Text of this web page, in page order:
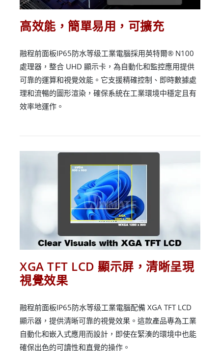
高效能，簡單易用，可擴充
融程前面板IP65防水等级工業電腦採用英特爾® N100
處理器，整合 UHD 顯示卡，為自動化和監控應用提供
可靠的運算和視覺效能。它支援精確控制、即時數據處
理和流暢的圖形渲染，確保系統在工業環境中穩定且有
效率地運作。
XGA TFT LCD 顯示屏，清晰呈現
視覺效果
融程前面板IP65防水等级工業電腦配備 XGA TFT LCD
顯示器，提供清晰可靠的視覺效果。這款產品專為工業
自動化和嵌入式應用而設計，即使在緊湊的環境中也能
確保出色的可讀性和直覺的操作。